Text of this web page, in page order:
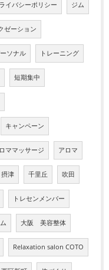
イバシーポリシー ジム
ーション
ソナル トレーニング
短期集中
キャンペーン
ママッサージ アロマ
摂津 千里丘 吹田
トレセンメンバー
大阪 美容整体
Relaxation salon COTO